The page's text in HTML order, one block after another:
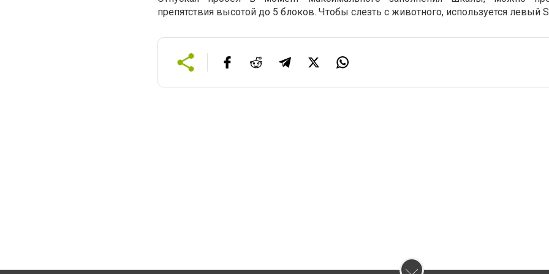
препятствия высотой до 5 блоков. Чтобы слезть с животного, используется левый